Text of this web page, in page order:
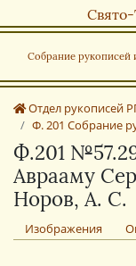
Собрание рукописей
Отдел рукописей
Ф. 201 Собрание
Ф.201
Аврааму
Норов, А. С.
Изображения